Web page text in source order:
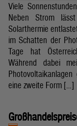
Viele
Neben Strom
Solarthermie
im Schatten der
Tage hat
Während dabei
eine zweite Form […]